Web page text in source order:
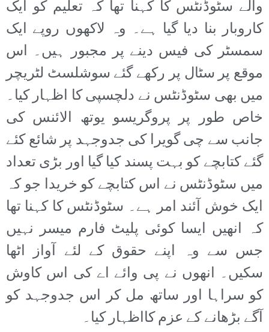
والے سٹوڈنٹس کا کہنا تھا کہ تعلیم کو ایک
کاروبار بنا دیا گیا ہے۔ وہ لاکھوں روپے ایک
سمسٹر کی فیس دینے پر مجبور ہیں۔ اس
موقع پر سٹال پر رکھے گئے سوشلسٹ لٹریچر
میں بھی سٹوڈنٹس نے دلچسپی کا اظہار کیا۔
خاص طور پر پروگریسو یوتھ الائنس کی
جانب سے چی گویرا کی جدوجہد پر شائع کئے
گئے کتابچے کو بہت پسند کیا گیا اور بڑی تعداد
میں سٹوڈنٹس نے اس کتابچے کو خریدا جو کہ
ایک خوش آئند امر ہے۔ سٹوڈنٹس کا کہنا تھا
کہ انھیں ایسا کوئی پلیٹ فارم میسر نہیں
جس سے وہ اپنے حقوق کے لئے آواز اٹھا
سکیں۔ انھوں نے پی وائے اے کی اس کاوش
کو سراہا اور ساتھ مل کر اس جدوجہد کو
آگے بڑھانے کے عزم کااظہار کیا۔